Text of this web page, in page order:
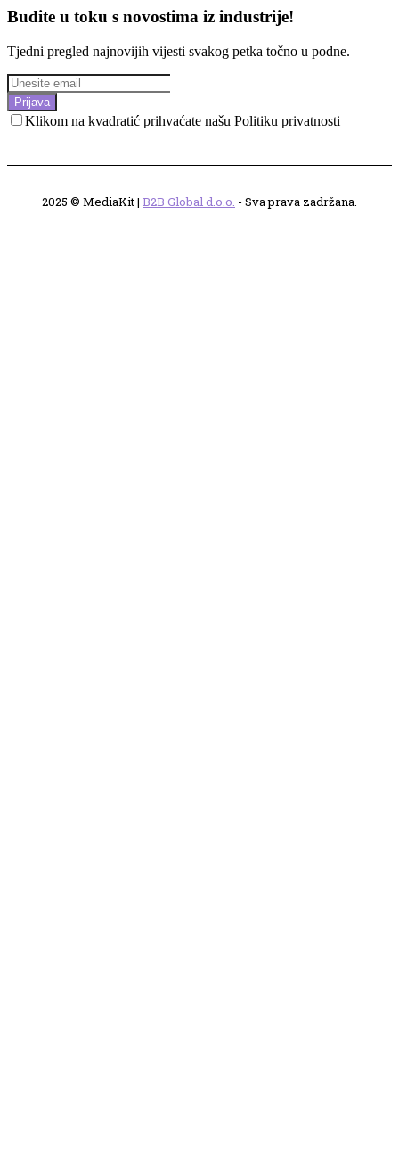
Budite u toku s novostima iz industrije!
Tjedni pregled najnovijih vijesti svakog petka točno u podne.
Prijava
Klikom na kvadratić prihvaćate našu Politiku privatnosti
2025 © MediaKit | B2B Global d.o.o. - Sva prava zadržana.